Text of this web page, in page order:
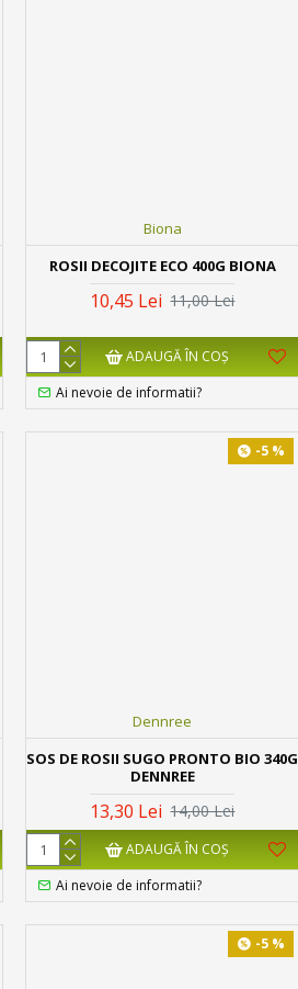
Biona
ROSII DECOJITE ECO 400G BIONA
10,45 Lei 11,00 Lei
ADAUGĂ ÎN COŞ
Ai nevoie de informatii?
-5 %
Dennree
SOS DE ROSII SUGO PRONTO BIO 340G
DENNREE
13,30 Lei 14,00 Lei
ADAUGĂ ÎN COŞ
Ai nevoie de informatii?
-5 %